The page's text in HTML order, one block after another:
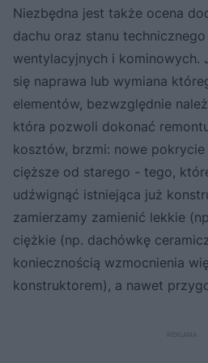
Niezbędna jest także ocena
dachu oraz stanu
wentylacyjnych i kominowych.
się naprawa lub wymiana
elementów, bezwzględnie
która pozwoli dokonać
kosztów, brzmi: nowe
cięższe od starego - tego,
udźwignąć istniejąca już
zamierzamy zamienić lekkie
ciężkie (np. dachówkę
koniecznością wzmocnienia
konstruktorem), a nawet